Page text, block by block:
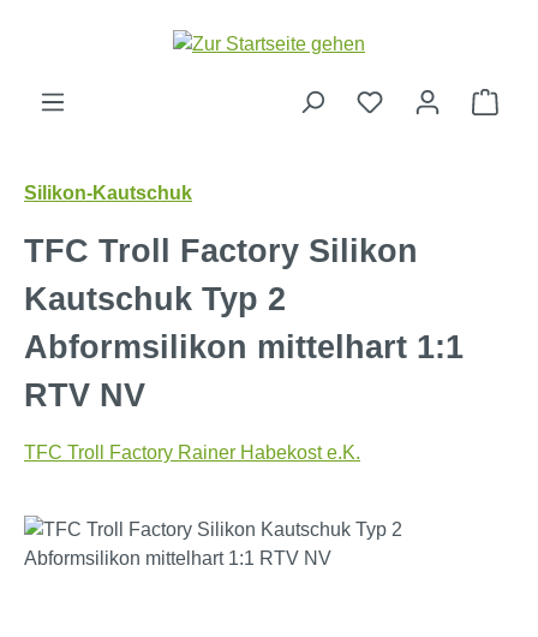
Zum Hauptinhalt springen
Silikon-Kautschuk
TFC Troll Factory Silikon
Kautschuk Typ 2
Abformsilikon mittelhart 1:1
RTV NV
TFC Troll Factory Rainer Habekost e.K.
Bildergalerie überspringen